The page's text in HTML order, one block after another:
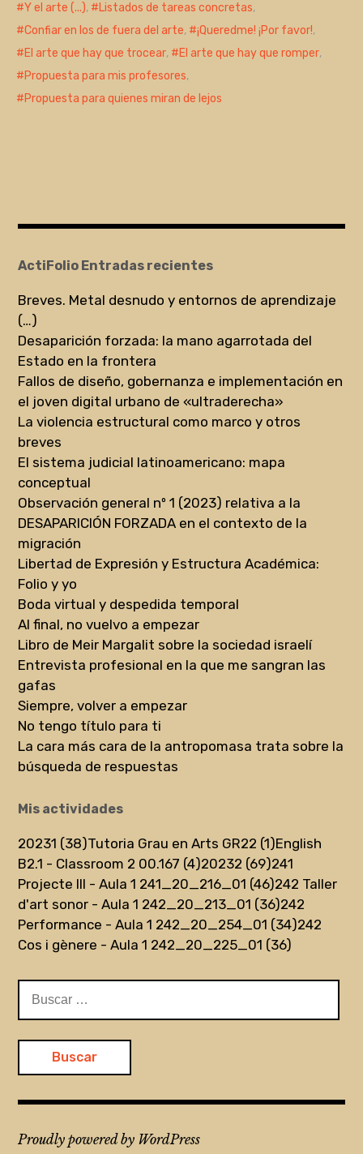
Y el arte (...), Listados de tareas concretas,
Confiar en los de fuera del arte, ¡Queredme! ¡Por favor!,
El arte que hay que trocear, El arte que hay que romper,
Propuesta para mis profesores,
Propuesta para quienes miran de lejos
ActiFolio Entradas recientes
Breves. Metal desnudo y entornos de aprendizaje
(…)
Desaparición forzada: la mano agarrotada del
Estado en la frontera
Fallos de diseño, gobernanza e implementación en
el joven digital urbano de «ultraderecha»
La violencia estructural como marco y otros
breves
El sistema judicial latinoamericano: mapa
conceptual
Observación general nº 1 (2023) relativa a la
DESAPARICIÓN FORZADA en el contexto de la
migración
Libertad de Expresión y Estructura Académica:
Folio y yo
Boda virtual y despedida temporal
Al final, no vuelvo a empezar
Libro de Meir Margalit sobre la sociedad israelí
Entrevista profesional en la que me sangran las
gafas
Siempre, volver a empezar
No tengo título para ti
La cara más cara de la antropomasa trata sobre la
búsqueda de respuestas
Mis actividades
20231 (38)Tutoria Grau en Arts GR22 (1)English
B2.1 - Classroom 2 00.167 (4)20232 (69)241
Projecte III - Aula 1 241_20_216_01 (46)242 Taller
d'art sonor - Aula 1 242_20_213_01 (36)242
Performance - Aula 1 242_20_254_01 (34)242
Cos i gènere - Aula 1 242_20_225_01 (36)
Proudly powered by WordPress